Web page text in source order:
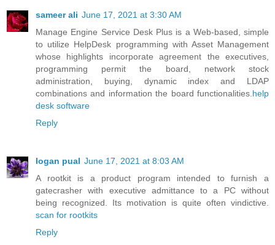
sameer ali June 17, 2021 at 3:30 AM
Manage Engine Service Desk Plus is a Web-based, simple
to utilize HelpDesk programming with Asset Management
whose highlights incorporate agreement the executives,
programming permit the board, network stock
administration, buying, dynamic index and LDAP
combinations and information the board functionalities. help
desk software
Reply
logan pual June 17, 2021 at 8:03 AM
A rootkit is a product program intended to furnish a
gatecrasher with executive admittance to a PC without
being recognized. Its motivation is quite often vindictive.
scan for rootkits
Reply